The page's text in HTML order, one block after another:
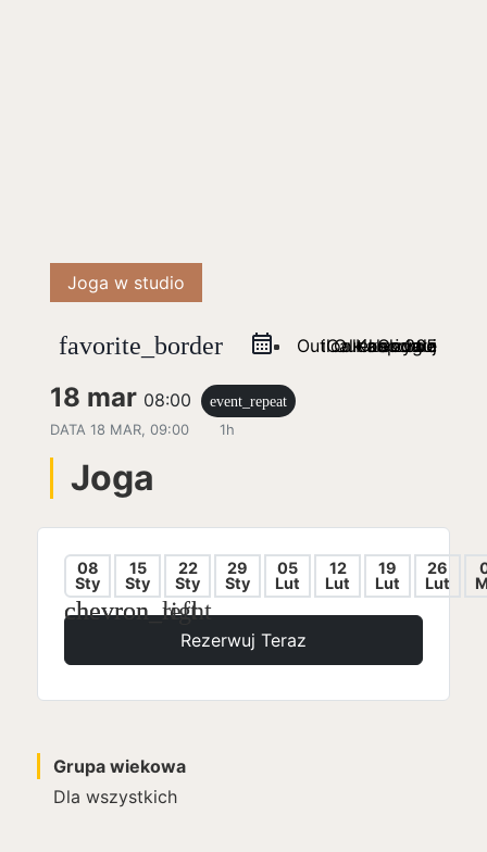
Joga w studio
favorite_border iCal eksportuj
Kalendarz Google
Outlook 365
Outlook na żywo
18 mar 08:00
event_repeat
DATA18 MAR, 09:00 1h
Joga
08
Sty
15
Sty
22
Sty
29
Sty
05
Lut
12
Lut
19
Lut
26
Lut
chevron_left
chevron_right
Rezerwuj Teraz
Grupa wiekowa
Dla wszystkich